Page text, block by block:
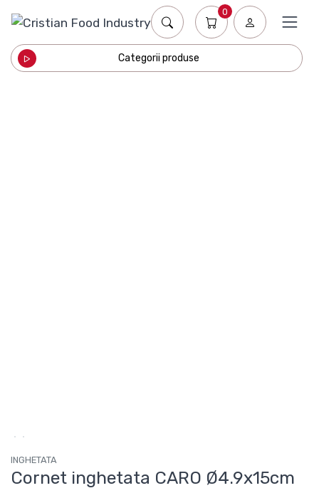
0
Categorii produse
INGHETATA
Cornet inghetata CARO Ø4.9x15cm